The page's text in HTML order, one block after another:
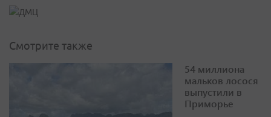
Смотрите также
54 миллиона
мальков лосося
выпустили в
Приморье